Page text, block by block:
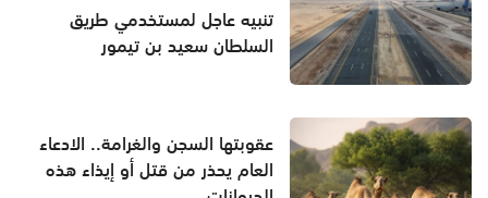
تنبيه عاجل لمستخدمي طريق
السلطان سعيد بن تيمور
عقوبتها السجن والغرامة.. الادعاء
العام يحذر من قتل أو إيذاء هذه